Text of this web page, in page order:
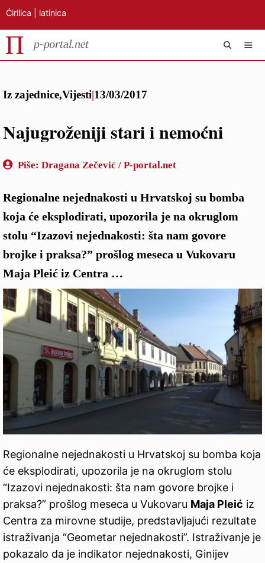
sadržaj
Ćirilica latinica
Iz zajednice,Vijesti|13/03/2017
Najugroženiji stari i nemoćni
Piše: Dragana Zečević / P-portal.net
Regionalne nejednakosti u Hrvatskoj su bomba
koja će eksplodirati, upozorila je na okruglom
stolu “Izazovi nejednakosti: šta nam govore
brojke i praksa?” prošlog meseca u Vukovaru
Maja Pleić iz Centra …
Regionalne nejednakosti u Hrvatskoj su bomba koja
će eksplodirati, upozorila je na okruglom stolu
“Izazovi nejednakosti: šta nam govore brojke i
praksa?” prošlog meseca u Vukovaru Maja Pleić iz
Centra za mirovne studije, predstavljajući rezultate
istraživanja “Geometar nejednakosti”. Istraživanje je
pokazalo da je indikator nejednakosti, Ginijev